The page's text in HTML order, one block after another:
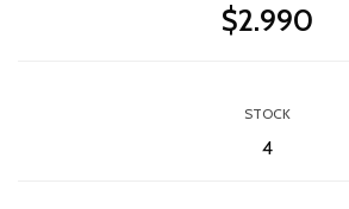
$2.990
STOCK
4